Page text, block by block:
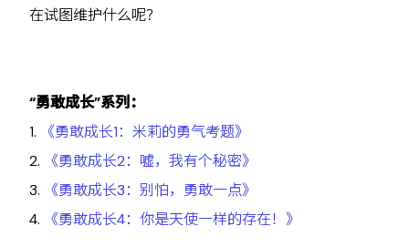
在试图维护什么呢？
“勇敢成长”系列：
1.
《勇敢成长1：米莉的勇气考题》
2.
《勇敢成长2：嘘，我有个秘密》
3.
《勇敢成长3：别怕，勇敢一点》
4.
《勇敢成长4：你是天使一样的存在！》